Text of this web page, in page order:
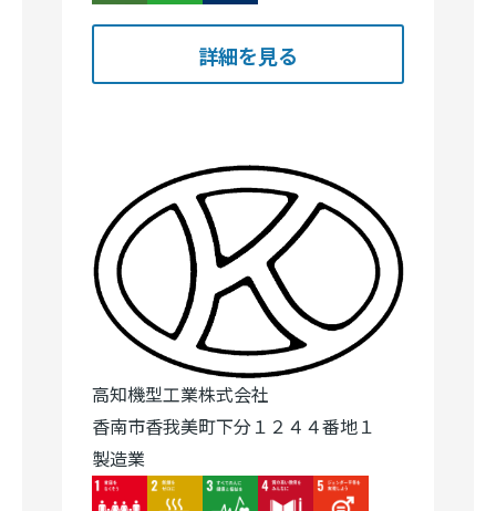
高知機型工業株式会社
香南市香我美町下分１２４４番地１
製造業
ImageImageImageImage
ImageImageImageImage Image
Image Image Image Image Image